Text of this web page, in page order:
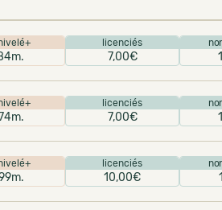
licenciés
7,00€
licenciés
7,00€
licenciés
10,00€